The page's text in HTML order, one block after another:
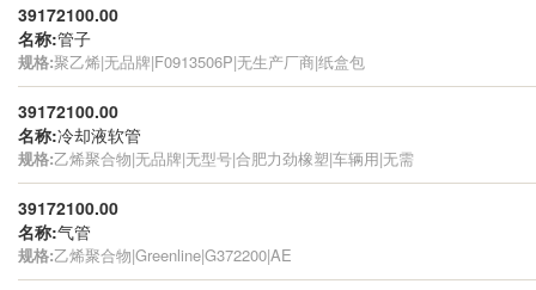
39172100.00
名称:管子
规格:聚乙烯|无品牌|F0913506P|无生产厂商|纸盒包
39172100.00
名称:冷却液软管
规格:乙烯聚合物|无品牌|无型号|合肥力劲橡塑|车辆用|无需
39172100.00
名称:气管
规格:乙烯聚合物|Greenline|G372200|AE